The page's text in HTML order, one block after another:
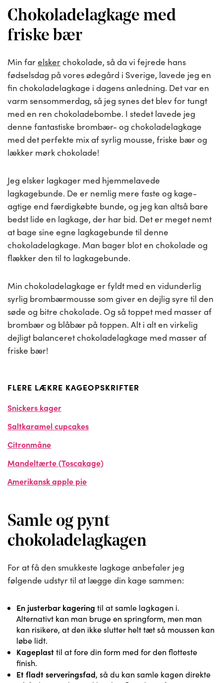
Chokoladelagkage med
friske bær
Min farelskerchokolade, så da vi fejrede hans
fødselsdag på vores ødegård i Sverige, lavede jeg en
fin chokoladelagkage i dagens anledning. Det var en
varm sensommerdag, så jeg synes det blev for tungt
med en ren chokoladebombe. I stedet lavede jeg
denne fantastiske brombær- og chokoladelagkage
med det perfekte mix af syrlig mousse, friske bær og
lækker mørk chokolade!
Jeg elsker lagkager med hjemmelavede
lagkagebunde. De er nemlig mere faste og kage-
agtige end færdigkøbte bunde, og jeg kan altså bare
bedst lide en lagkage, der har bid. Det er meget nemt
at bage sine egne lagkagebunde til denne
chokoladelagkage. Man bager blot en chokolade og
flækker den til to lagkagebunde.
Min chokoladelagkage er fyldt med en vidunderlig
syrlig brombærmousse som giver en dejlig syre til den
søde og bitre chokolade. Og så toppet med masser af
brombær og blåbær på toppen. Alt i alt en virkelig
dejligt balanceret chokoladelagkage med masser af
friske bær!
FLERE LÆKRE KAGEOPSKRIFTER
Snickers kager
Saltkaramel cupcakes
Citronmåne
Mandeltærte (Toscakage)
Amerikansk apple pie
Samle og pynt
chokoladelagkagen
For at få den smukkeste lagkage anbefaler jeg
følgende udstyr til at lægge din kage sammen:
En justerbar kagering til at samle lagkagen i.
Alternativt kan man bruge en springform, men man
kan risikere, at den ikke slutter helt tæt så moussen kan
løbe lidt.
Kageplasttil at fore din form med for den flotteste
finish.
Et fladt serveringsfad, så du kan samle kagen direkte